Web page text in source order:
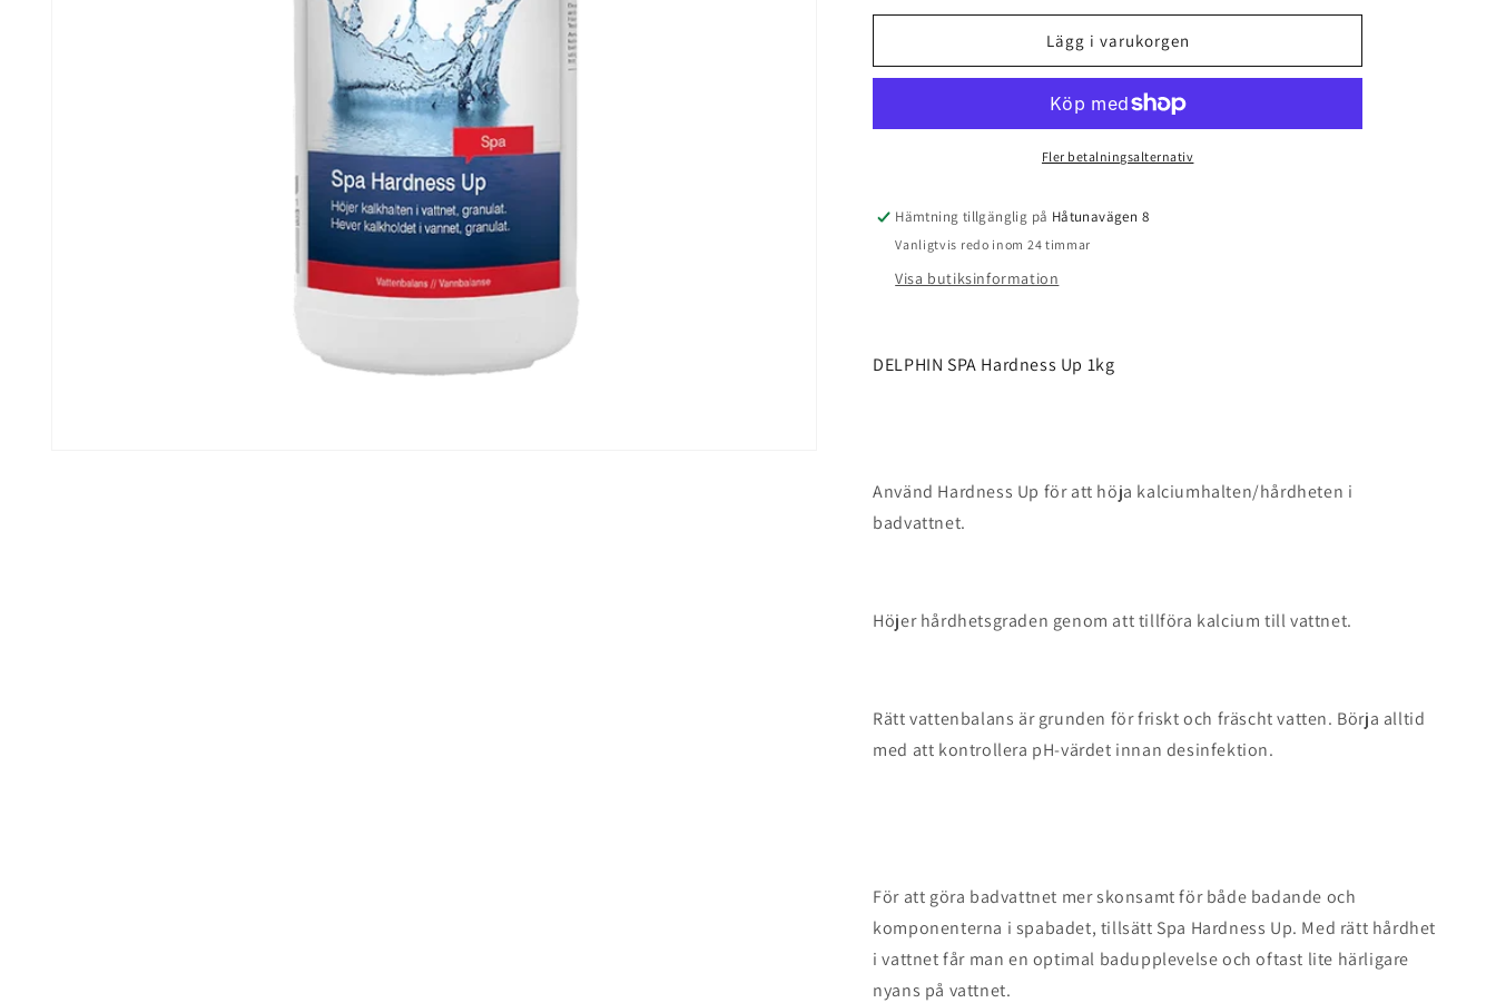
för
SPA
1kg
för
DELPHIN
SPA
1kg
Lägg i varukorgen
Fler betalningsalternativ
Hämtning tillgänglig på Håtunavägen 8
Vanligtvis redo inom 24 timmar
Visa butiksinformation
DELPHIN SPA Hardness Up 1kg
Använd Hardness Up för att höja kalciumhalten/hårdheten i
badvattnet.
Höjer hårdhetsgraden genom att tillföra kalcium till vattnet.
Rätt vattenbalans är grunden för friskt och fräscht vatten. Börja alltid
med att kontrollera pH-värdet innan desinfektion.
För att göra badvattnet mer skonsamt för både badande och
komponenterna i spabadet, tillsätt Spa Hardness Up. Med rätt hårdhet
i vattnet får man en optimal badupplevelse och oftast lite härligare
nyans på vattnet.